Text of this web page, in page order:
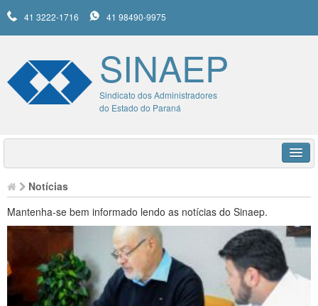
41 3222-1716 41 98490-9975
SINAEP
Sindicato dos Administradores
do Estado do Paraná
SINAEP
UNIMED
SERVIÇOS
NOTÍCIAS
Notícias
Mantenha-se bem informado lendo as notícias do Sinaep.